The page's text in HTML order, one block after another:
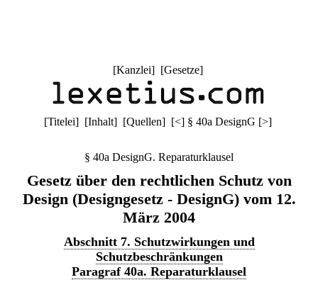
[Kanzlei] [Gesetze]
[Titelei] [Inhalt] [Quellen] [<] § 40a DesignG [>]
§ 40a DesignG. Reparaturklausel
Gesetz über den rechtlichen Schutz von
Design (Designgesetz - DesignG) vom 12.
März 2004
Abschnitt 7. Schutzwirkungen und
Schutzbeschränkungen
Paragraf 40a. Reparaturklausel